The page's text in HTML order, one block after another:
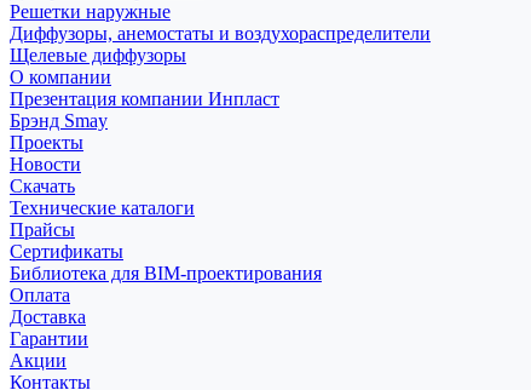
Решетки наружные
Диффузоры, анемостаты и воздухораспределители
Щелевые диффузоры
О компании
Презентация компании Инпласт
Брэнд Smay
Проекты
Новости
Скачать
Технические каталоги
Прайсы
Сертификаты
Библиотека для BIM-проектирования
Оплата
Доставка
Гарантии
Акции
Контакты